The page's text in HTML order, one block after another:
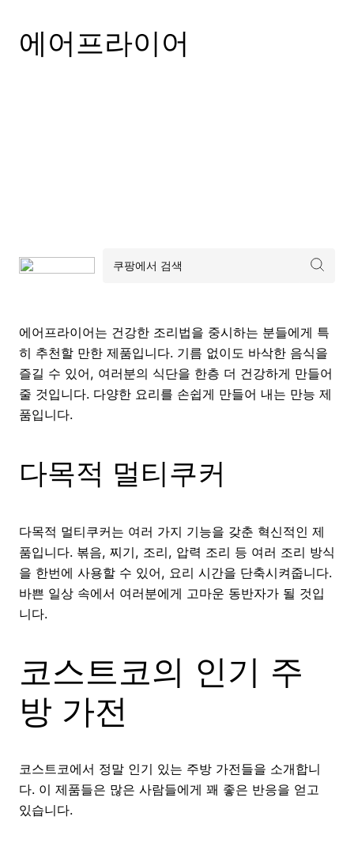
에어프라이어
에어프라이어는 건강한 조리법을 중시하는 분들에게 특
히 추천할 만한 제품입니다. 기름 없이도 바삭한 음식을
즐길 수 있어, 여러분의 식단을 한층 더 건강하게 만들어
줄 것입니다. 다양한 요리를 손쉽게 만들어 내는 만능 제
품입니다.
다목적 멀티쿠커
다목적 멀티쿠커는 여러 가지 기능을 갖춘 혁신적인 제
품입니다. 볶음, 찌기, 조리, 압력 조리 등 여러 조리 방식
을 한번에 사용할 수 있어, 요리 시간을 단축시켜줍니다.
바쁜 일상 속에서 여러분에게 고마운 동반자가 될 것입
니다.
코스트코의 인기 주
방 가전
코스트코에서 정말 인기 있는 주방 가전들을 소개합니
다. 이 제품들은 많은 사람들에게 꽤 좋은 반응을 얻고
있습니다.